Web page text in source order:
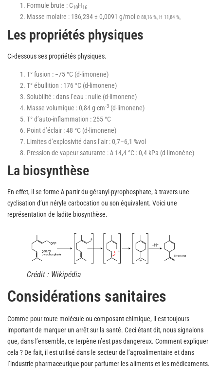
Formule brute : C10H16
Masse molaire : 136,234 ± 0,0091 g/mol C 88,16 %, H 11,84 %,
Les propriétés physiques
Ci-dessous ses propriétés physiques.
T° fusion : −75 °C (d-limonene)
T° ébullition : 176 °C (d-limonene)
Solubilité : dans l’eau : nulle (d-limonene)
Masse volumique : 0,84 g·cm-3 (d-limonene)
T° d’auto-inflammation : 255 °C
Point d’éclair : 48 °C (d-limonene)
Limites d’explosivité dans l’air : 0,7–6,1 %vol
Pression de vapeur saturante : à 14,4 °C : 0,4 kPa (d-limonène)
La biosynthèse
En effet, il se forme à partir du géranyl-pyrophosphate, à travers une
cyclisation d’un néryle carbocation ou son équivalent. Voici une
représentation de ladite biosynthèse.
Crédit : Wikipédia
Considérations sanitaires
Comme pour toute molécule ou composant chimique, il est toujours
important de marquer un arrêt sur la santé. Ceci étant dit, nous signalons
que, dans l’ensemble, ce terpène n’est pas dangereux. Comment expliquer
cela ? De fait, il est utilisé dans le secteur de l’agroalimentaire et dans
l’industrie pharmaceutique pour parfumer les aliments et les médicaments.